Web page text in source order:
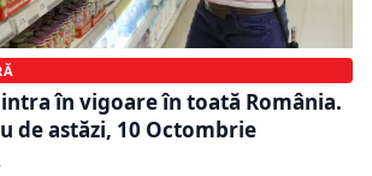
în vigoare în toată România.
de astăzi, 10 Octombrie